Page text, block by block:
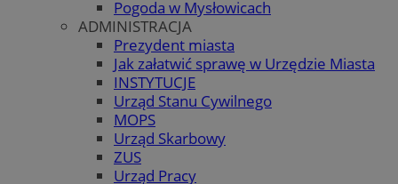
Pogoda w Mysłowicach
ADMINISTRACJA
Prezydent miasta
Jak załatwić sprawę w Urzędzie Miasta
INSTYTUCJE
Urząd Stanu Cywilnego
MOPS
Urząd Skarbowy
ZUS
Urząd Pracy